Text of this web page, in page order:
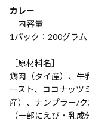
カレー
［内容量］
1パック：200グラム
［原材料名］
鶏肉（タイ産）、牛
ースト、ココナッツ
産）、ナンプラー/
（一部にえび・乳成